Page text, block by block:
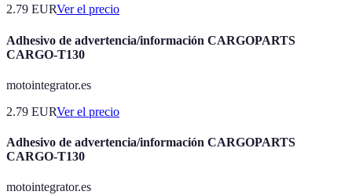
2.79 EURVer el precio
Adhesivo de advertencia/información CARGOPARTS
CARGO-T130
motointegrator.es
2.79 EURVer el precio
Adhesivo de advertencia/información CARGOPARTS
CARGO-T130
motointegrator.es